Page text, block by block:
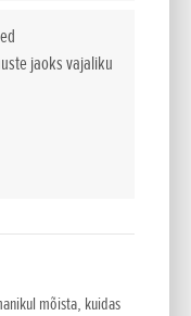
jaoks vajaliku
mõista, kuidas
kohti. Honda
hästi käima ja
ka rasketes
muru hooldada
muru tagant
niitmine oleks
alade tekkimist.